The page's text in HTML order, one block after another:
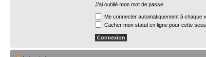
J’ai oublié mon mot de passe
Me connecter automatiquement à chaque
Cacher mon statut en ligne pour cette